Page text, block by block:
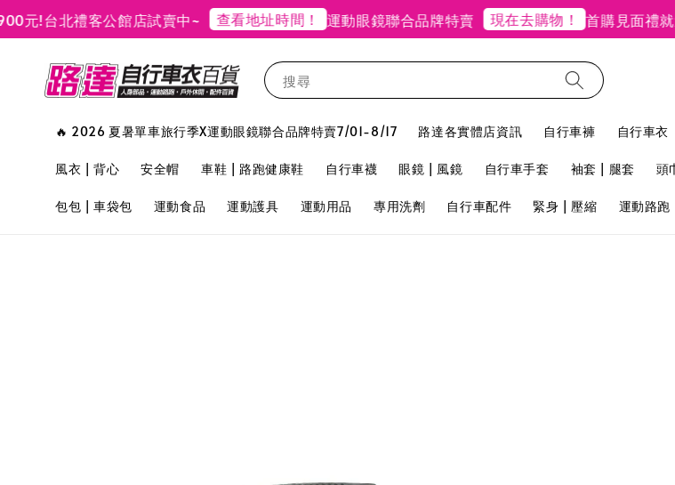
!台北禮客公館店試賣中~ 查看地址時間！ 運動眼鏡聯合品牌特賣 現在去購物！ 首購見面禮就送
搜尋
🔥 2026 夏暑單車旅行季X運動眼鏡聯合品牌特賣7/01-8/17 路達各實體店資訊 自行車褲 自行車衣
風衣 | 背心 安全帽 車鞋 | 路跑健康鞋 自行車襪 眼鏡 | 風鏡 自行車手套 袖套 | 腿套 頭
包包 | 車袋包 運動食品 運動護具 運動用品 專用洗劑 自行車配件 緊身 | 壓縮 運動路跑